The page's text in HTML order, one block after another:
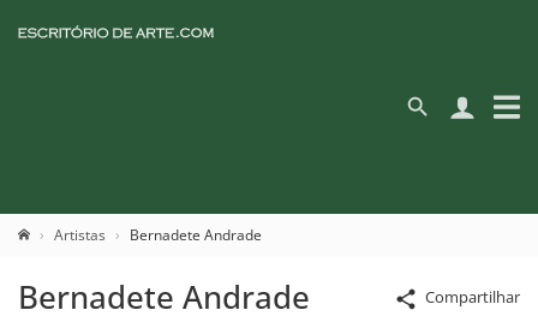
Artistas Bernadete Andrade
Compartilhar
Bernadete Andrade